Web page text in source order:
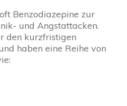
Benzodiazepine zur
und Angstattacken.
den kurzfristigen
haben eine Reihe von